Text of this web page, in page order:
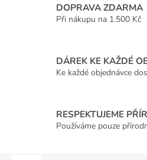
DOPRAVA ZDARMA
Při nákupu na 1.500 Kč
DÁREK KE KAŽDÉ
Ke každé objednávce
RESPEKTUJEME
Používáme pouze